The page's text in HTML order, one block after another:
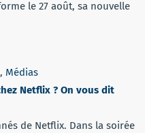
le 27 août, sa nouvelle
, Médias
Netflix ? On vous dit
de Netflix. Dans la soirée